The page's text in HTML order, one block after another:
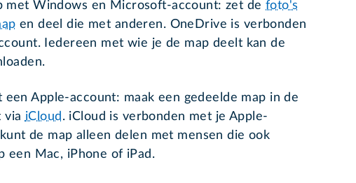
met Windows en Microsoft-account: zet defoto's
en deel die met anderen. OneDrive is verbonden
Iedereen met wie je de map deelt kan de
Apple-account: maak een gedeelde map in de
via iCloud . iCloud is verbonden met je Apple-
de map alleen delen met mensen die ook
een Mac, iPhone of iPad.